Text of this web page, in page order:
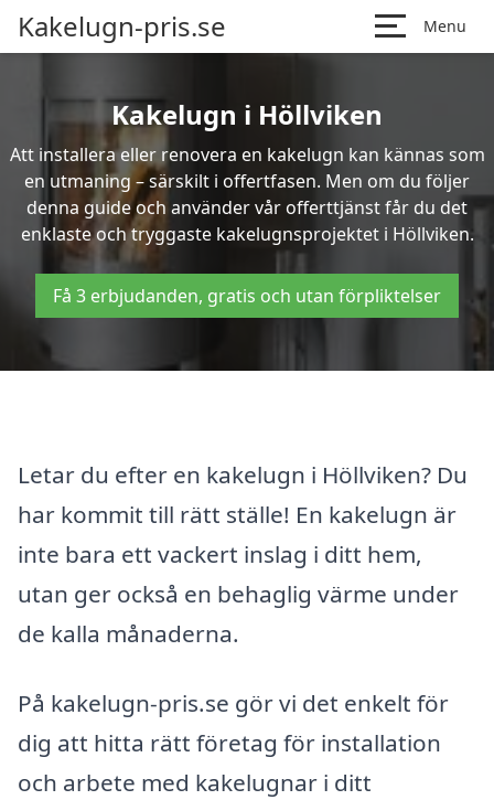
Kakelugn-pris.se Menu
Kakelugn i Höllviken
Att installera eller renovera en kakelugn kan kännas som
en utmaning – särskilt i offertfasen. Men om du följer
denna guide och använder vår offerttjänst får du det
enklaste och tryggaste kakelugnsprojektet i Höllviken.
Få 3 erbjudanden, gratis och utan förpliktelser
Letar du efter en kakelugn i Höllviken? Du
har kommit till rätt ställe! En kakelugn är
inte bara ett vackert inslag i ditt hem,
utan ger också en behaglig värme under
de kalla månaderna.
På kakelugn-pris.se gör vi det enkelt för
dig att hitta rätt företag för installation
och arbete med kakelugnar i ditt